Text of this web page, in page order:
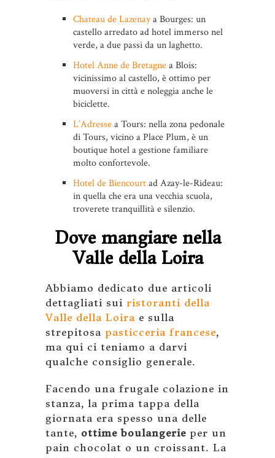
Chateau de Lazenaya Bourges: un
castello arredato ad hotel immerso nel
verde, a due passi da un laghetto.
Hotel Anne de Bretagnea Blois:
vicinissimo al castello, è ottimo per
muoversi in città e noleggia anche le
biciclette.
L’Adressea Tours: nella zona pedonale
di Tours, vicino a Place Plum, è un
boutique hotel a gestione familiare
molto confortevole.
Hotel de Biencourtad Azay-le-Rideau:
in quella che era una vecchia scuola,
troverete tranquillità e silenzio.
Dove mangiare nella
Valle della Loira
Abbiamo dedicato due articoli
dettagliati sui ristoranti della
Valle della Loira e sulla
strepitosa pasticceria francese,
ma qui ci teniamo a darvi
qualche consiglio generale.
Facendo una frugale colazione in
stanza, la prima tappa della
giornata era spesso una delle
tante, ottime boulangerie per un
pain chocolat o un croissant. La